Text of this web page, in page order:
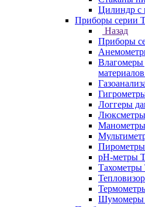
Цилиндр с
Приборы серии
Назад
Приборы
Влагомеры
Логгеры
Люксметры
Манометры
Пирометры
pH-метры
Тахометры
Шумомеры